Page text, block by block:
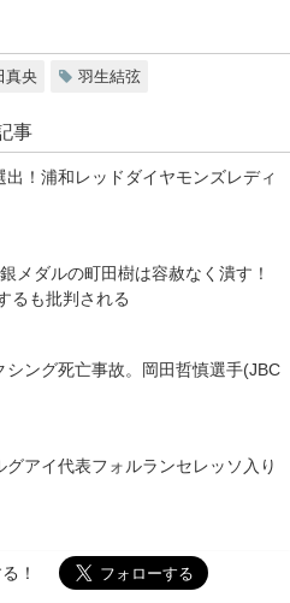
真央 羽生結弦
事
出！浦和レッドダイヤモンズレディ
メダルの町田樹は容赦なく潰す！
るも批判される
シング死亡事故。岡田哲慎選手(JBC
グアイ代表フォルランセレッソ入り
！